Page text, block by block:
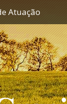
Atuação